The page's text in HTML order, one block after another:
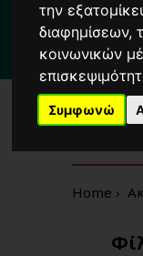
την
διαφημίσεων,
κοινωνικών
Συμφωνώ
3 λεπτάαπό
Home